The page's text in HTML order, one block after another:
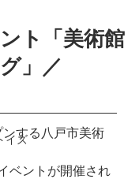
イズ
ト「美術館
」／
ンする八戸市美術
ベントが開催され